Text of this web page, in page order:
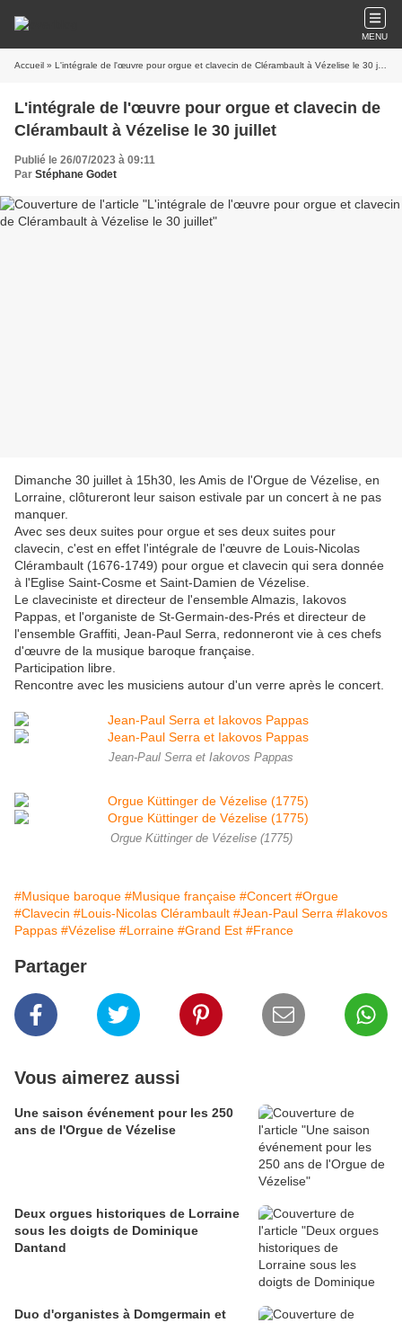
MENU
Accueil » L'intégrale de l'œuvre pour orgue et clavecin de Clérambault à Vézelise le 30 juillet
L'intégrale de l'œuvre pour orgue et clavecin de
Clérambault à Vézelise le 30 juillet
Publié le 26/07/2023 à 09:11
Par Stéphane Godet
Dimanche 30 juillet à 15h30, les Amis de l'Orgue de Vézelise, en
Lorraine, clôtureront leur saison estivale par un concert à ne pas
manquer.
Avec ses deux suites pour orgue et ses deux suites pour
clavecin, c'est en effet l'intégrale de l'œuvre de Louis-Nicolas
Clérambault (1676-1749) pour orgue et clavecin qui sera donnée
à l'Eglise Saint-Cosme et Saint-Damien de Vézelise.
Le claveciniste et directeur de l'ensemble Almazis, Iakovos
Pappas, et l'organiste de St-Germain-des-Prés et directeur de
l'ensemble Graffiti, Jean-Paul Serra, redonneront vie à ces chefs
d'œuvre de la musique baroque française.
Participation libre.
Rencontre avec les musiciens autour d'un verre après le concert.
Jean-Paul Serra et Iakovos Pappas
Orgue Küttinger de Vézelise (1775)
#Musique baroque #Musique française #Concert #Orgue
#Clavecin #Louis-Nicolas Clérambault #Jean-Paul Serra #Iakovos
Pappas #Vézelise #Lorraine #Grand Est #France
Partager
Vous aimerez aussi
Une saison événement pour les 250
ans de l'Orgue de Vézelise
Deux orgues historiques de Lorraine
sous les doigts de Dominique
Dantand
Duo d'organistes à Domgermain et